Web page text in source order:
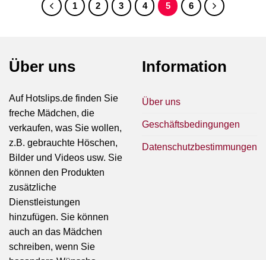
1 2 3 4 5 6
Über uns
Auf Hotslips.de finden Sie
freche Mädchen, die
verkaufen, was Sie wollen,
z.B. gebrauchte Höschen,
Bilder und Videos usw. Sie
können den Produkten
zusätzliche
Dienstleistungen
hinzufügen. Sie können
auch an das Mädchen
schreiben, wenn Sie
Information
Über uns
Geschäftsbedingungen
Datenschutzbestimmungen